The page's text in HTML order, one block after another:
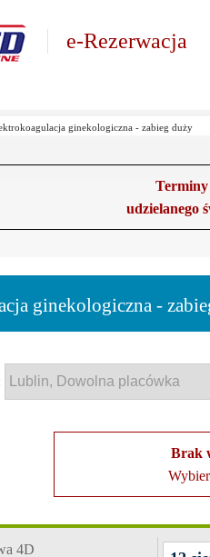
e-Rezerwacja
ginekologiczna - zabieg duży
Terminy
udzielanego
ginekologiczna -
Brak
4D